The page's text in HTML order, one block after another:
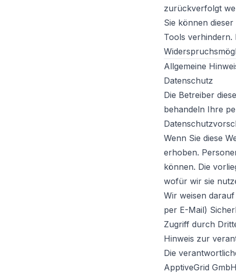
zurückverfolgt
Sie können
Tools verhindern.
Allgemeine
Datenschutz
Die Betreiber
behandeln Ihre
Wenn Sie diese
erhoben.
können. Die
wofür wir sie
Wir weisen
per E-Mail)
Zugriff durch
Hinweis zur
Die
ApptiveGrid GmbH